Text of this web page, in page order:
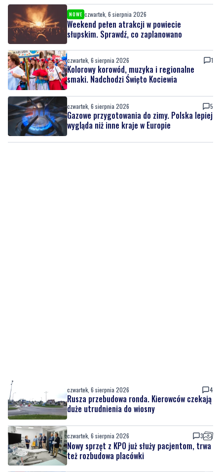
NOWE czwartek, 6 sierpnia 2026
Weekend pełen atrakcji w powiecie
słupskim. Sprawdź, co zaplanowano
czwartek, 6 sierpnia 2026 1
Kolorowy korowód, muzyka i regionalne
smaki. Nadchodzi Święto Kociewia
czwartek, 6 sierpnia 2026 5
Gazowe przygotowania do zimy. Polska lepiej
wygląda niż inne kraje w Europie
czwartek, 6 sierpnia 2026 4
Rusza przebudowa ronda. Kierowców czekają
duże utrudnienia do wiosny
czwartek, 6 sierpnia 2026 3
Nowy sprzęt z KPO już służy pacjentom, trwa
też rozbudowa placówki